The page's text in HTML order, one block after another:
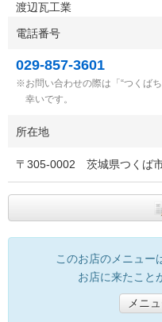
渡辺瓦工業
電話番号
029-857-3601
お問い合わせの際は「“つくば
幸いです。
所在地
〒 305-0002 茨城県つくば
このお店のメニュー
お店に来たこと
メニ